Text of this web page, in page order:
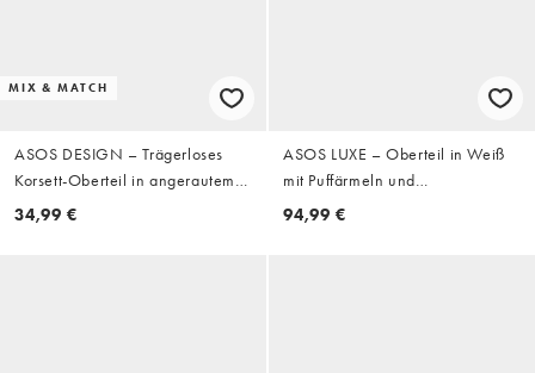
MIX & MATCH
ASOS DESIGN – Trägerloses
Korsett-Oberteil in angerautem
Schokobraun mit
34,99 €
ASOS LUXE – Oberteil in Weiß
mit Puffärmeln und
Herzausschnitt
94,99 €